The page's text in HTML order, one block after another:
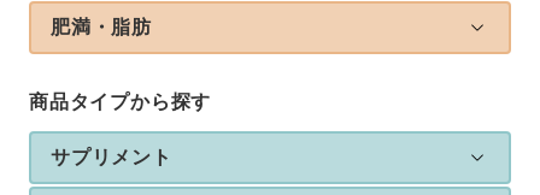
肥満・脂肪
商品タイプから探す
サプリメント